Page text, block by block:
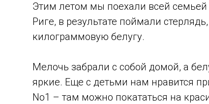
Этим летом мы поехали всей семьей
Риге, в результате поймали
килограммовую белугу.
Мелочь забрали с собой домой, а
яркие. Еще с детьми нам нравится
No1 – там можно покататься на